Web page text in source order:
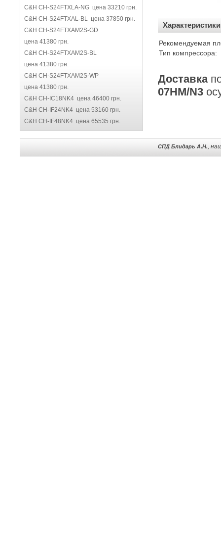
C&H CH-S24FTXLA-NG цена 33210 грн.
C&H CH-S24FTXAL-BL цена 37850 грн.
C&H CH-S24FTXAM2S-GD
цена 41380 грн.
C&H CH-S24FTXAM2S-BL
цена 41380 грн.
C&H CH-S24FTXAM2S-WP
цена 41380 грн.
C&H CH-IC18NK4 цена 46400 грн.
C&H CH-IF24NK4 цена 53160 грн.
C&H CH-IF48NK4 цена 65535 грн.
Характеристики
Рекомендуемая
Тип компрессора:
Доставка
07HM/N3
СПД Блидарь А.Н.,